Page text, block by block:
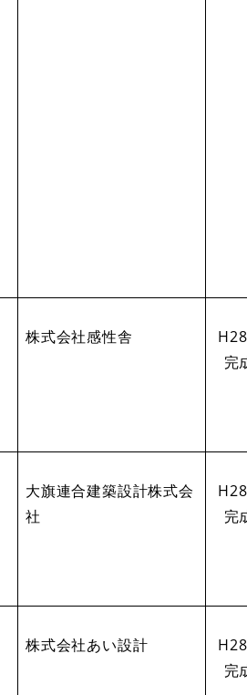
株式会社感性舎
完
大旗連合建築設計株式会
社
完
株式会社あい設計
完